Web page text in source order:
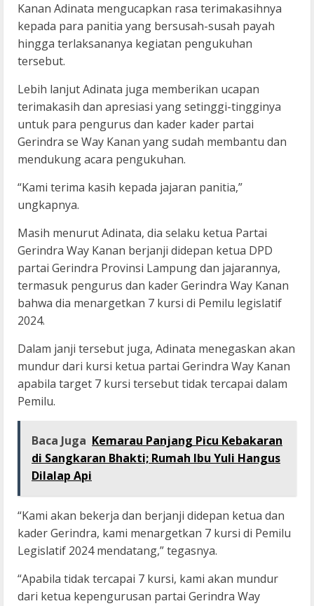
Kanan Adinata mengucapkan rasa terimakasihnya
kepada para panitia yang bersusah-susah payah
hingga terlaksananya kegiatan pengukuhan
tersebut.
Lebih lanjut Adinata juga memberikan ucapan
terimakasih dan apresiasi yang setinggi-tingginya
untuk para pengurus dan kader kader partai
Gerindra se Way Kanan yang sudah membantu dan
mendukung acara pengukuhan.
“Kami terima kasih kepada jajaran panitia,”
ungkapnya.
Masih menurut Adinata, dia selaku ketua Partai
Gerindra Way Kanan berjanji didepan ketua DPD
partai Gerindra Provinsi Lampung dan jajarannya,
termasuk pengurus dan kader Gerindra Way Kanan
bahwa dia menargetkan 7 kursi di Pemilu legislatif
2024.
Dalam janji tersebut juga, Adinata menegaskan akan
mundur dari kursi ketua partai Gerindra Way Kanan
apabila target 7 kursi tersebut tidak tercapai dalam
Pemilu.
Baca Juga Kemarau Panjang Picu Kebakaran
di Sangkaran Bhakti; Rumah Ibu Yuli Hangus
Dilalap Api
“Kami akan bekerja dan berjanji didepan ketua dan
kader Gerindra, kami menargetkan 7 kursi di Pemilu
Legislatif 2024 mendatang,” tegasnya.
“Apabila tidak tercapai 7 kursi, kami akan mundur
dari ketua kepengurusan partai Gerindra Way